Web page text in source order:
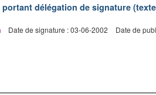
portant délégation de signature
Date de signature : 03-06-2002
Date de